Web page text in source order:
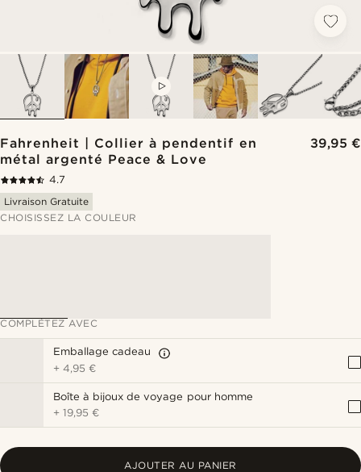
Fahrenheit | Collier à pendentif en
métal argenté Peace & Love
39,95 €
4.7
Livraison Gratuite
CHOISISSEZ LA COULEUR
COMPLÉTEZ AVEC
Emballage cadeau
+4,95 €
Boîte à bijoux de voyage pour homme
+19,95 €
AJOUTER AU PANIER